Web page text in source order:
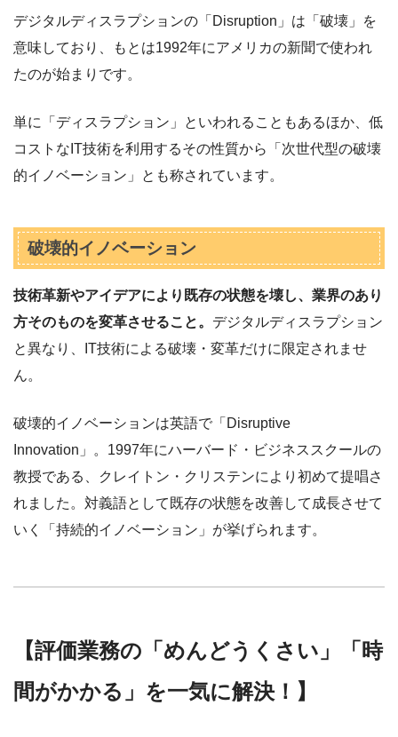
デジタルディスラプションの「Disruption」は「破壊」を
意味しており、もとは1992年にアメリカの新聞で使われ
たのが始まりです。
単に「ディスラプション」といわれることもあるほか、低
コストなIT技術を利用するその性質から「次世代型の破壊
的イノベーション」とも称されています。
破壊的イノベーション
技術革新やアイデアにより既存の状態を壊し、業界のあり
方そのものを変革させること。 デジタルディスラプション
と異なり、IT技術による破壊・変革だけに限定されませ
ん。
破壊的イノベーションは英語で「Disruptive
Innovation」。1997年にハーバード・ビジネススクールの
教授である、クレイトン・クリステンにより初めて提唱さ
れました。対義語として既存の状態を改善して成長させて
いく「持続的イノベーション」が挙げられます。
【評価業務の「めんどうくさい」「時
間がかかる」を一気に解決！】